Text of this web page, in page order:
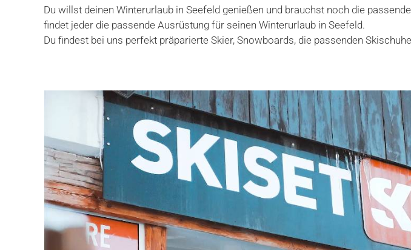
Du willst deinen Winterurlaub in Seefeld genießen und brauchst noch die
findet jeder die passende Ausrüstung für seinen Winterurlaub in Seefeld.
Du findest bei uns perfekt präparierte Skier, Snowboards, die passenden